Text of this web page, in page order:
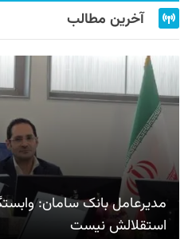
آخرین مطالب
مدیرعامل بانک سامان:
استقلالش نیست